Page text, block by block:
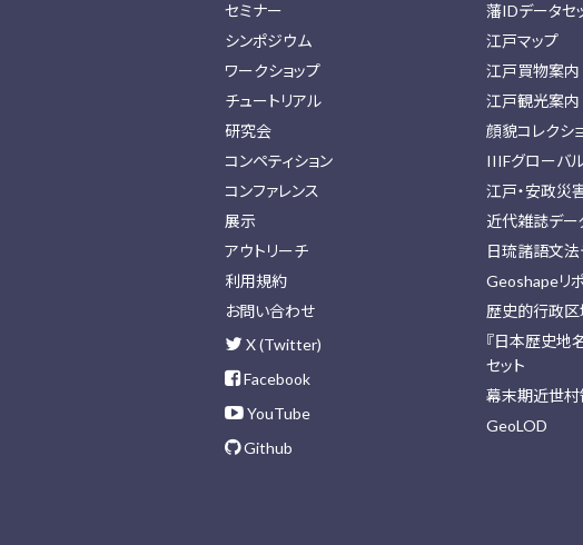
セミナー
シンポジウム
ワークショップ
チュートリアル
研究会
コンペティション
コンファレンス
展示
アウトリーチ
利用規約
お問い合わせ
X (Twitter)
Facebook
YouTube
Github
藩IDデータセ
江戸マップ
江戸買物案内
江戸観光案内
顔貌コレクシ
IIIFグローバ
江戸・安政災
近代雑誌デー
日琉諸語文法
Geoshapeリ
歴史的行政区
『日本歴史地
セット
幕末期近世村
GeoLOD